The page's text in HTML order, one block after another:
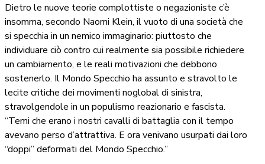
Dietro le nuove teorie complottiste o negazioniste c’è
insomma, secondo Naomi Klein, il vuoto di una società che
si specchia in un nemico immaginario: piuttosto che
individuare ciò contro cui realmente sia possibile richiedere
un cambiamento, e le reali motivazioni che debbono
sostenerlo. Il Mondo Specchio ha assunto e stravolto le
lecite critiche dei movimenti noglobal di sinistra,
stravolgendole in un populismo reazionario e fascista.
“Temi che erano i nostri cavalli di battaglia con il tempo
avevano perso d’attrattiva. E ora venivano usurpati dai loro
“doppi” deformati del Mondo Specchio.”